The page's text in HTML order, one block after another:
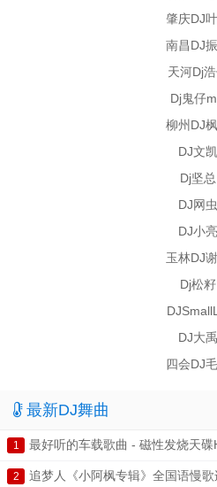
肇庆DJ
南昌DJ
天河Dj
Dj鬼仔
柳州DJ
DJ文凯
Dj坚总
DJ网虫
DJ小亮
玉林DJ
Dj松籽
DJ大禹
四会DJ
最新DJ舞曲
1 最好听的车载歌曲 - 磁性发烧天
2 追梦人《小阿枫专辑》全国语慢